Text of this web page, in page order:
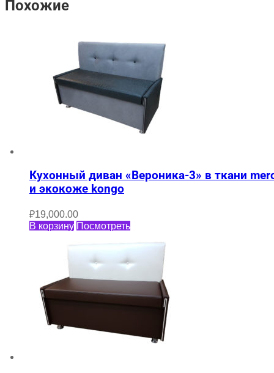
Похожие
Кухонный диван «Вероника-3» в ткани
и экокоже kongo
₽19,000.00
В корзину Посмотреть